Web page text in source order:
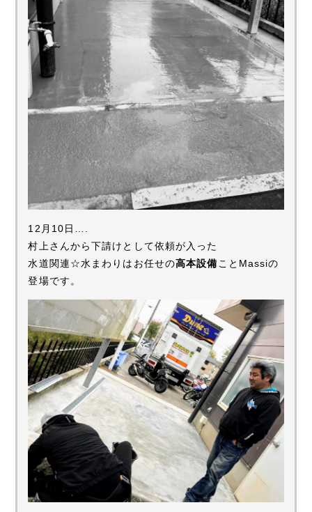
12月10日….
村上さんから下請けとして依頼が入った
水道関連☆水まわりはお任せの高本設備 ことMassiの
登場です。